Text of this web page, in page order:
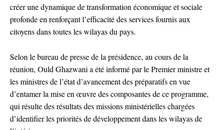
créer une dynamique de transformation économique et sociale
profonde en renforçant l’efficacité des services fournis aux
citoyens dans toutes les wilayas du pays.
Selon le bureau de presse de la présidence, au cours de la
réunion, Ould Ghazwani a été informé par le Premier ministre et
les ministres de l’état d’avancement des préparatifs en vue
d’entamer la mise en œuvre des composantes de ce programme,
qui résulte des résultats des missions ministérielles chargées
d’identifier les priorités de développement dans les wilayas de